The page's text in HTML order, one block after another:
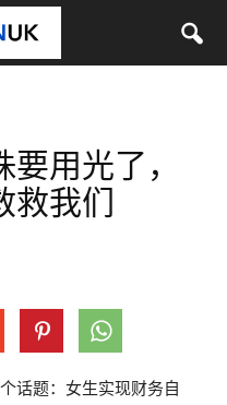
用光了，
救我们
话题：女生实现财务自